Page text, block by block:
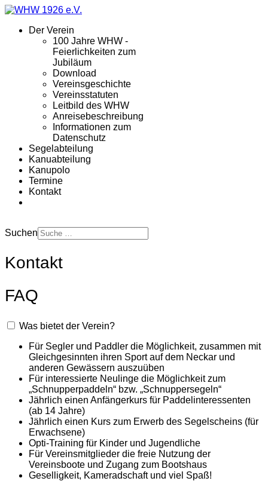
Der Verein
100 Jahre WHW -
Feierlichkeiten zum
Jubiläum
Download
Vereinsgeschichte
Vereinsstatuten
Leitbild des WHW
Anreisebeschreibung
Informationen zum
Datenschutz
Segelabteilung
Kanuabteilung
Kanupolo
Termine
Kontakt
Suchen
Kontakt
FAQ
Was bietet der Verein?
Für Segler und Paddler die Möglichkeit, zusammen mit
Gleichgesinnten ihren Sport auf dem Neckar und
anderen Gewässern auszuüben
Für interessierte Neulinge die Möglichkeit zum
„Schnupperpaddeln“ bzw. „Schnuppersegeln“
Jährlich einen Anfängerkurs für Paddelinteressenten
(ab 14 Jahre)
Jährlich einen Kurs zum Erwerb des Segelscheins (für
Erwachsene)
Opti-Training für Kinder und Jugendliche
Für Vereinsmitglieder die freie Nutzung der
Vereinsboote und Zugang zum Bootshaus
Geselligkeit, Kameradschaft und viel Spaß!